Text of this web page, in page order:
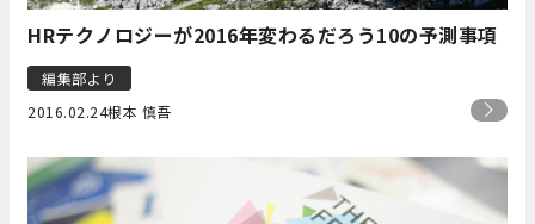
HRテクノロジーが2016年変わるだろう10の予測事項
編集部より
2016.02.24根本 慎吾